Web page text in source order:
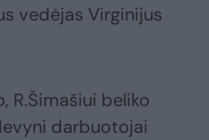
vedėjas Virginijus
R.Šimašiui beliko
darbuotojai